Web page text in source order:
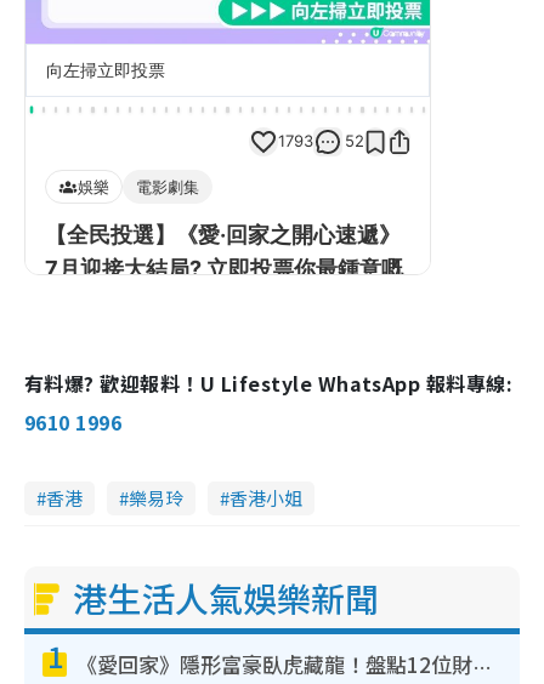
有料爆? 歡迎報料！U Lifestyle WhatsApp 報料專線:
9610 1996
香港 樂易玲 香港小姐
港生活人氣娛樂新聞
1 《愛回家》隱形富豪臥虎藏龍！盤點12位財氣逼人的有錢藝人：呢位靚女3億身家唔憂做